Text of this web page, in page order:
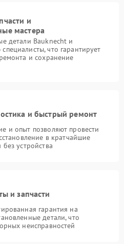
и
мастера
детали Bauknecht и
что гарантирует
и сохранение
и быстрый ремонт
и опыт позволяют провести
в кратчайшие
устройства
и запчасти
гарантия на
детали, что
неисправностей